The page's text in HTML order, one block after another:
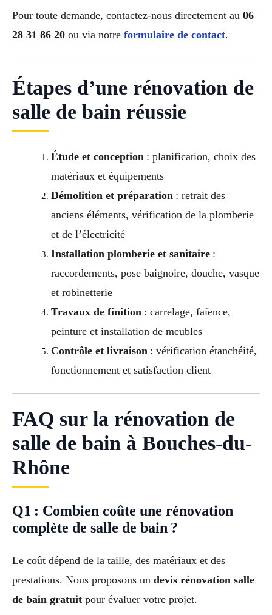
Pour toute demande, contactez-nous directement au 06
28 31 86 20 ou via notre formulaire de contact.
Étapes d’une rénovation de
salle de bain réussie
Étude et conception: planification, choix des
matériaux et équipements
Démolition et préparation: retrait des
anciens éléments, vérification de la plomberie
et de l’électricité
Installation plomberie et sanitaire:
raccordements, pose baignoire, douche, vasque
et robinetterie
Travaux de finition: carrelage, faïence,
peinture et installation de meubles
Contrôle et livraison: vérification étanchéité,
fonctionnement et satisfaction client
FAQ sur la rénovation de
salle de bain à Bouches-du-
Rhône
Q1 : Combien coûte une rénovation
complète de salle de bain ?
Le coût dépend de la taille, des matériaux et des
prestations. Nous proposons un devis rénovation salle
de bain gratuit pour évaluer votre projet.